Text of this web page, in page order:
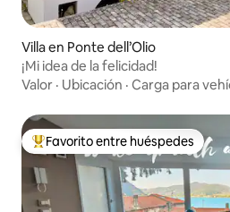
Villa en Ponte dell’Olio
¡Mi idea de la felicidad!
Valor · Ubicación · Carga para
De los mejores en Favorito entre
Favorito entre huéspedes